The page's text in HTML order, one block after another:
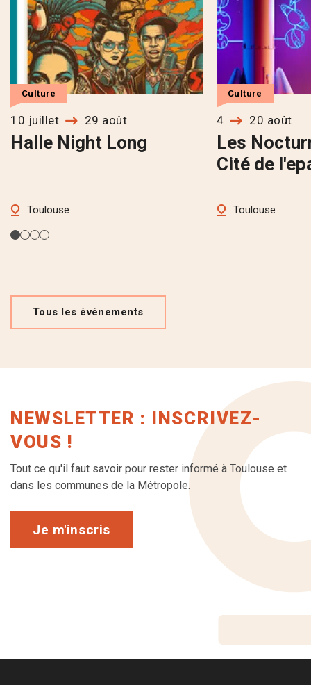
Halle Night Long
Culture
10 juillet 29 août
Toulouse
Les
Cité de
Culture
4 20 août
Toulouse
Tous les événements
NEWSLETTER : INSCRIVEZ-
VOUS !
Tout ce qu'il faut savoir pour rester informé à Toulouse et
dans les communes de la Métropole.
Je m'inscris